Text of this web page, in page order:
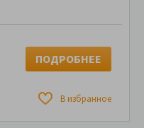
В избранное
ПОДРОБНЕЕ